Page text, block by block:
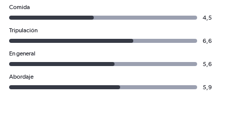
Comida
4,5
Tripulación
6,6
En general
5,6
Abordaje
5,9